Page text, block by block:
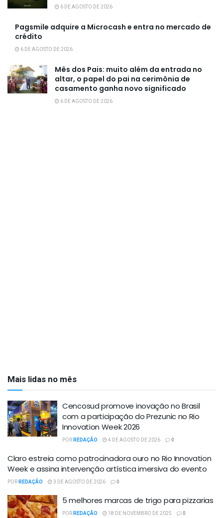
6 DE AGOSTO DE 2026
Pagsmile adquire a Microcash e entra no mercado de
crédito
6 DE AGOSTO DE 2026
Mês dos Pais: muito além da entrada no
altar, o papel do pai na cerimônia de
casamento ganha novo significado
6 DE AGOSTO DE 2026
Mais lidas no mês
Cencosud promove inovação no Brasil
com a participação do Prezunic no Rio
Innovation Week 2026
PORREDAÇÃO 4 DE AGOSTO DE 2026 0
Claro estreia como patrocinadora ouro no Rio Innovation
Week e assina intervenção artística imersiva do evento
PORREDAÇÃO 3 DE AGOSTO DE 2026 0
5 melhores marcas de trigo para pizzarias
PORREDAÇÃO 18 DE NOVEMBRO DE 2025 0